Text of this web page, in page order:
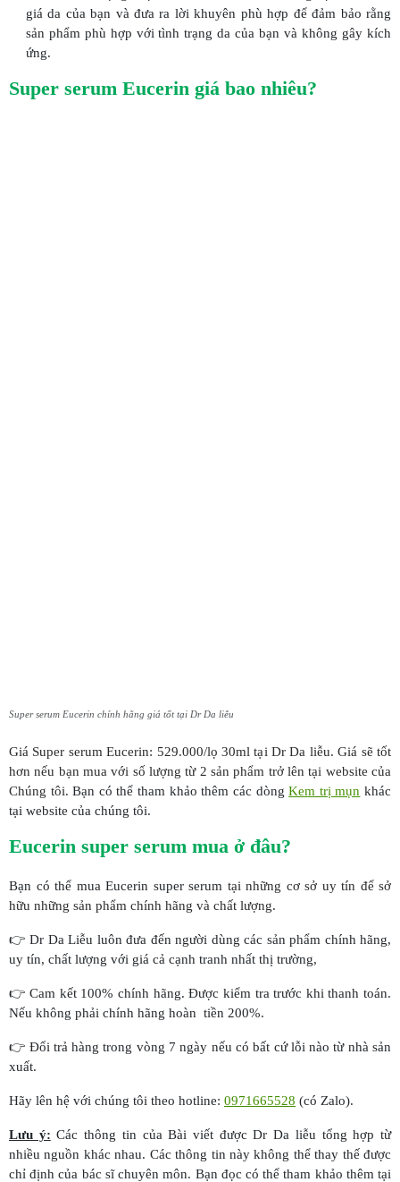
giá da của bạn và đưa ra lời khuyên phù hợp để đảm bảo rằng
sản phẩm phù hợp với tình trạng da của bạn và không gây kích
ứng.
Super serum Eucerin giá bao nhiêu?
Super serum Eucerin chính hãng giá tốt tại Dr Da liễu
Giá Super serum Eucerin: 529.000/lọ 30ml tại Dr Da liễu. Giá sẽ tốt
hơn nếu bạn mua với số lượng từ 2 sản phẩm trở lên tại website của
Chúng tôi.Bạn có thể tham khảo thêm các dòngKem trị mụn khác
tại website của chúng tôi.
Eucerin super serum mua ở đâu?
Bạn có thể mua Eucerin super serum tại những cơ sở uy tín để sở
hữu những sản phẩm chính hãng và chất lượng.
👉 Dr Da Liễu luôn đưa đến người dùng các sản phẩm chính hãng,
uy tín, chất lượng với giá cả cạnh tranh nhất thị trường,
👉 Cam kết 100% chính hãng. Được kiểm tra trước khi thanh toán.
Nếu không phải chính hãng hoàn tiền 200%.
👉 Đổi trả hàng trong vòng 7 ngày nếu có bất cứ lỗi nào từ nhà sản
xuất.
Hãy lên hệ với chúng tôi theo hotline: 0971665528 (có Zalo).
Lưu ý: Các thông tin của Bài viết được Dr Da liễu tổng hợp từ
nhiều nguồn khác nhau. Các thông tin này không thể thay thế được
chỉ định của bác sĩ chuyên môn. Bạn đọc có thể tham khảo thêm tại